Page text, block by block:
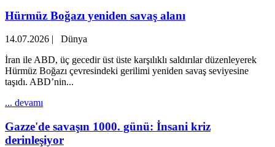
Hürmüz Boğazı yeniden savaş alanı
14.07.2026 |
Dünya
İran ile ABD, üç gecedir üst üste karşılıklı saldırılar düzenleyerek
Hürmüz Boğazı çevresindeki gerilimi yeniden savaş seviyesine
taşıdı. ABD’nin...
... devamı
Gazze'de savaşın 1000. günü: İnsani kriz
derinleşiyor